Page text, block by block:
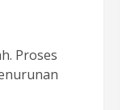
Proses